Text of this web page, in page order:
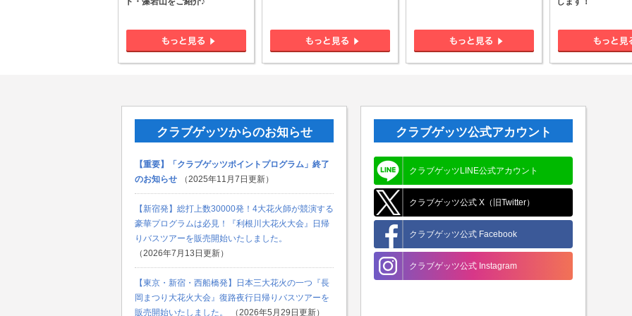
クラブゲッツからのお知らせ
【重要】「クラブゲッツポイントプログラム」終了
のお知らせ
（2025年11月7日更新）
【新宿発】総打上数30000発！4大花火師が競演する
豪華プログラムは必見！『利根川大花火大会』日帰
りバスツアーを販売開始いたしました。
（2026年7月13日更新）
【東京・新宿・西船橋発】日本三大花火の一つ『長
岡まつり大花火大会』復路夜行日帰りバスツアーを
販売開始いたしました。
（2026年5月29日更新）
クラブゲッツ公式アカウント
クラブゲッツLINE公式アカウント
クラブゲッツ公式 X（旧Twitter）
クラブゲッツ公式 Facebook
クラブゲッツ公式 Instagram